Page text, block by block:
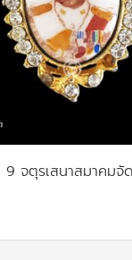
จตุรเสนาสมาคมจั